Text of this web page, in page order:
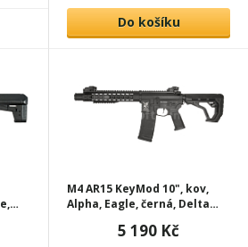
Do košíku
M4 AR15 KeyMod 10", kov,
Alpha, Eagle, černá, Delta
5 190 Kč